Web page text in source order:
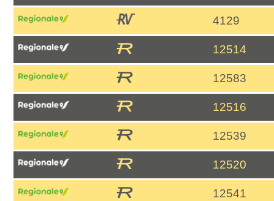
4129
12514
12583
12516
12539
12520
12541